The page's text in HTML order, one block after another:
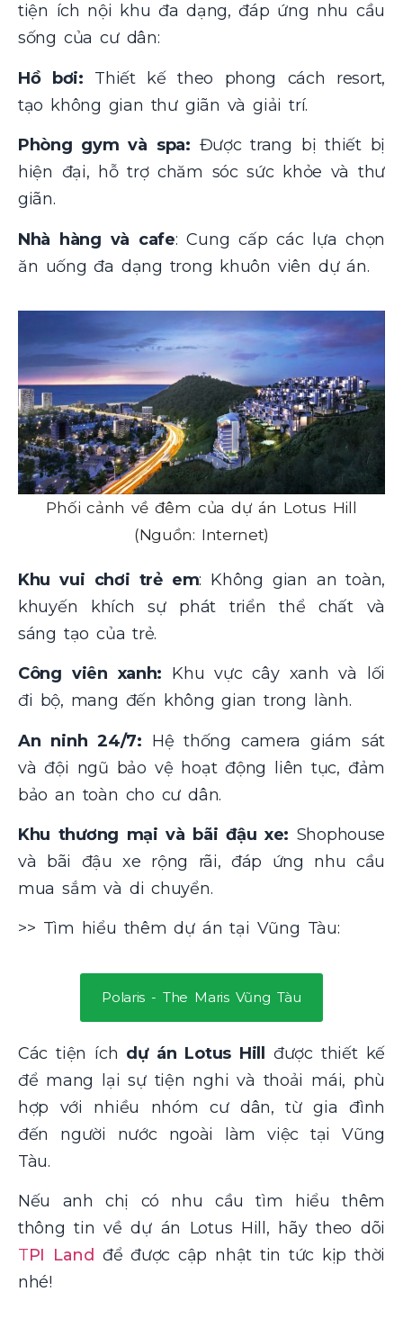
tiện ích nội khu đa dạng, đáp ứng nhu cầu
sống của cư dân:
Hồ bơi: Thiết kế theo phong cách resort,
tạo không gian thư giãn và giải trí.
Phòng gym và spa: Được trang bị thiết bị
hiện đại, hỗ trợ chăm sóc sức khỏe và thư
giãn.
Nhà hàng và cafe: Cung cấp các lựa chọn
ăn uống đa dạng trong khuôn viên dự án.
Phối cảnh về đêm của dự án Lotus Hill
(Nguồn: Internet)
Khu vui chơi trẻ em: Không gian an toàn,
khuyến khích sự phát triển thể chất và
sáng tạo của trẻ.
Công viên xanh: Khu vực cây xanh và lối
đi bộ, mang đến không gian trong lành.
An ninh 24/7: Hệ thống camera giám sát
và đội ngũ bảo vệ hoạt động liên tục, đảm
bảo an toàn cho cư dân.
Khu thương mại và bãi đậu xe: Shophouse
và bãi đậu xe rộng rãi, đáp ứng nhu cầu
mua sắm và di chuyển.
>> Tìm hiểu thêm dự án tại Vũng Tàu:
Polaris - The Maris Vũng Tàu
Các tiện ích dự án Lotus Hill
được thiết kế
để mang lại sự tiện nghi và thoải mái, phù
hợp với nhiều nhóm cư dân, từ gia đình
đến người nước ngoài làm việc tại Vũng
Tàu.
Nếu anh chị có nhu cầu tìm hiểu thêm
thông tin về dự án Lotus Hill, hãy theo dõi
TPI Land để được cập nhật tin tức kịp thời
nhé!